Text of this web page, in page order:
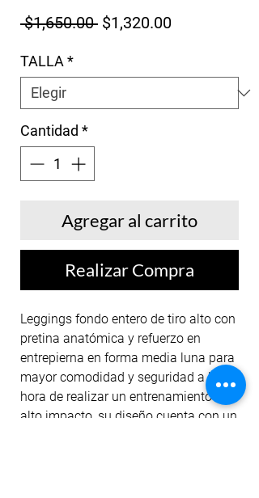
$1,650.00 Precio
$1,320.00Precio de
TALLA *
Cantidad *
Agregar al carrito
Realizar Compra
Leggings fondo entero de tiro alto con
pretina anatómica y refuerzo en
entrepierna en forma media luna para
mayor comodidad y seguridad a la
hora de realizar un entrenamiento de
alto impacto, su diseño cuenta con un